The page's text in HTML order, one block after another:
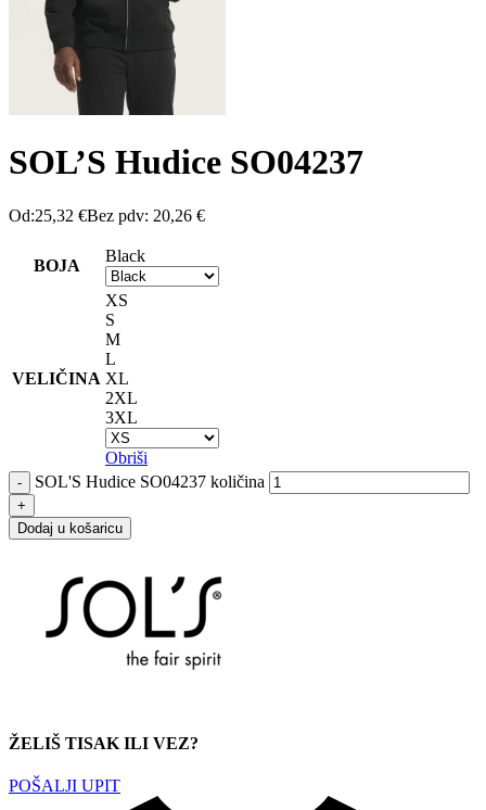
SOL’S Hudice SO04237
Od:25,32 €Bez pdv: 20,26 €
BOJA
Black
VELIČINA
XS
S
M
L
XL
2XL
3XL
Obriši
SOL'S Hudice SO04237 količina
Dodaj u košaricu
ŽELIŠ TISAK ILI VEZ?
POŠALJI UPIT